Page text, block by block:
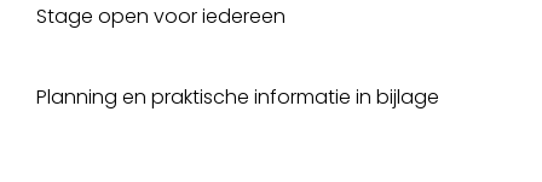
Stage open voor iedereen
Planning en praktische informatie in bijlage